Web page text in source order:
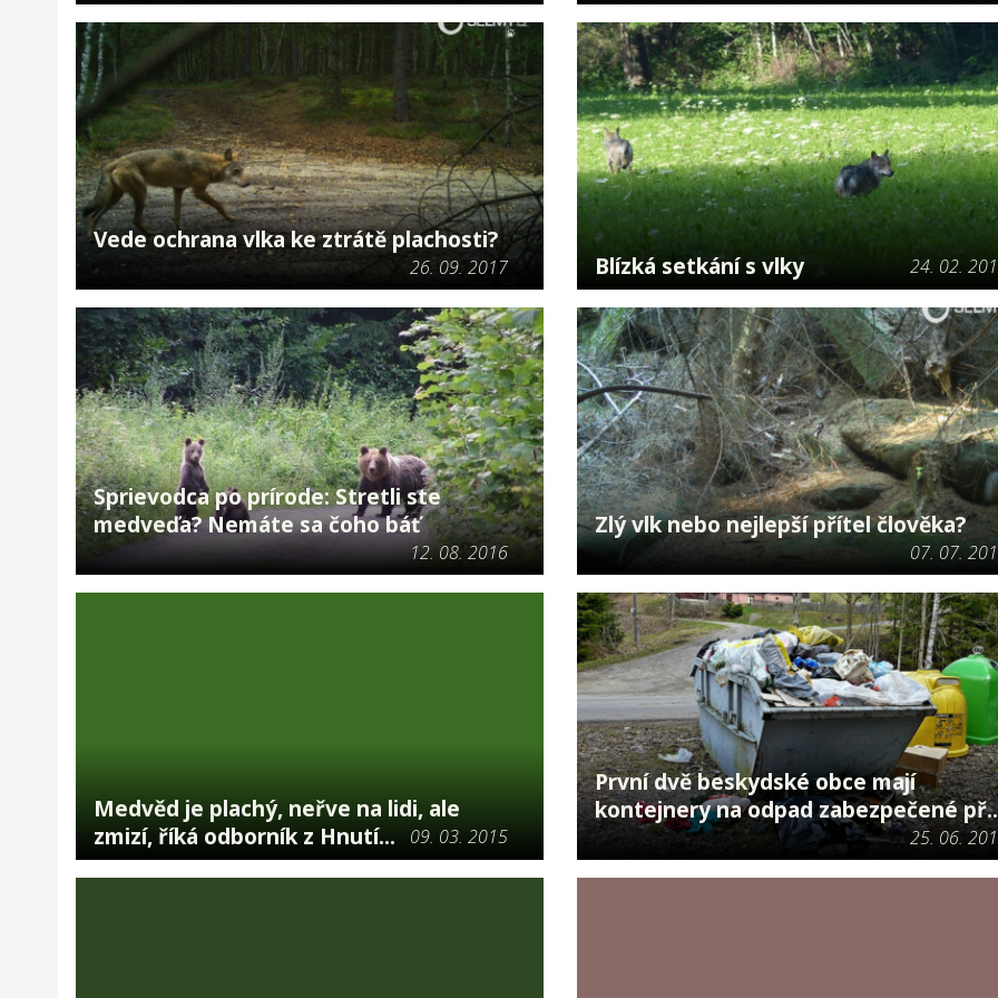
Vede ochrana vlka ke ztrátě plachosti?
26. 09. 2017 Blízká setkání s vlky 24. 02.
Sprievodca po prírode: Stretli ste
medveďa? Nemáte sa čoho báť
12. 08. 2016
Zlý vlk nebo nejlepší přítel člověka?
07. 07.
Medvěd je plachý, neřve na lidi, ale
zmizí, říká odborník z Hnutí...
09. 03. 2015
První dvě beskydské obce mají
kontejnery na odpad zabezpečené
25. 06.